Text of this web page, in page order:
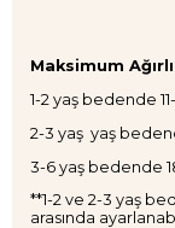
Maksimum
1-2 yaş bedende
2-3 yaş yaş
3-6 yaş bedende
**1-2 ve 2-3 yaş
arasında